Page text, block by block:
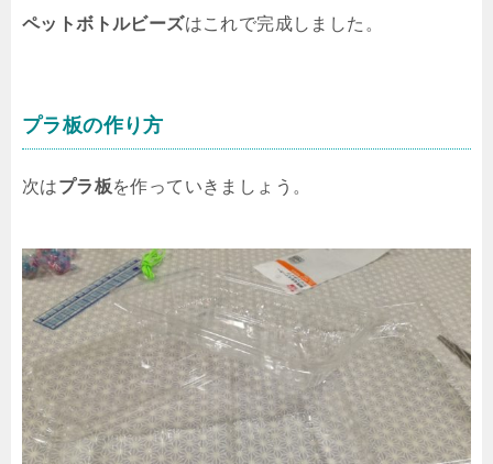
ペットボトルビーズはこれで完成しました。
プラ板の作り方
次はプラ板を作っていきましょう。